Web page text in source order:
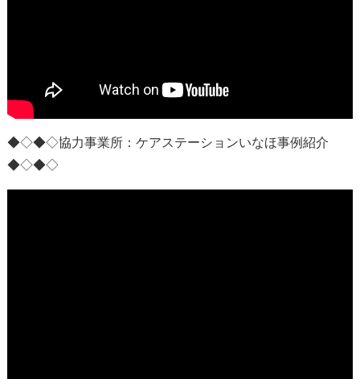
◆◇◆◇協力事業所： ケアステーションいなほ事例紹介
◆◇◆◇